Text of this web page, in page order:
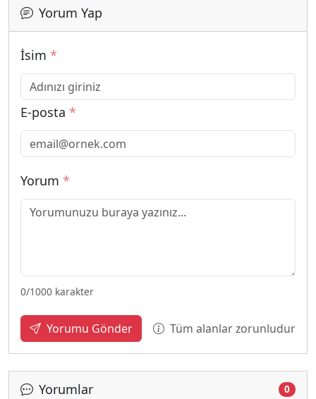
Yorum Yap
İsim *
E-posta *
Yorum *
0/1000 karakter
Yorumu Gönder Tüm alanlar zorunludur
Yorumlar 0